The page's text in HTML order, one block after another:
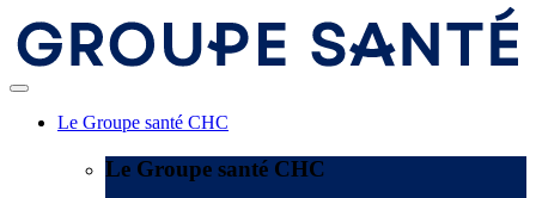
Le Groupe santé CHC
Le Groupe santé CHC